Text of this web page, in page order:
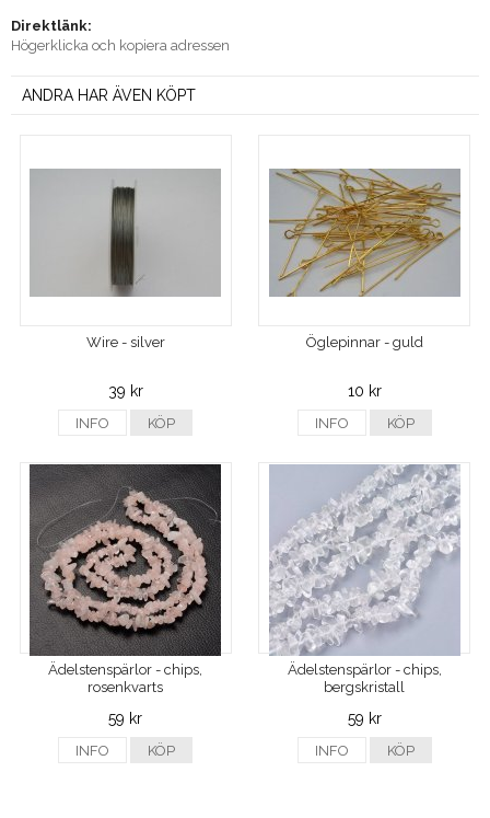
Direktlänk:
Högerklicka och kopiera adressen
ANDRA HAR ÄVEN KÖPT
Wire - silver
39 kr
INFO KÖP
Öglepinnar - guld
10 kr
INFO KÖP
Ädelstenspärlor - chips,
rosenkvarts
59 kr
INFO KÖP
Ädelstenspärlor - chips,
bergskristall
59 kr
INFO KÖP